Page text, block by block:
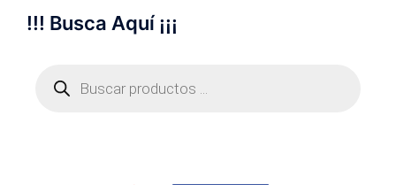
!!! Busca Aquí ¡¡¡
productos